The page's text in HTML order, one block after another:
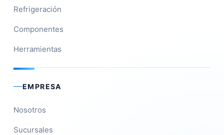
Refrigeración
Componentes
Herramientas
EMPRESA
Nosotros
Sucursales